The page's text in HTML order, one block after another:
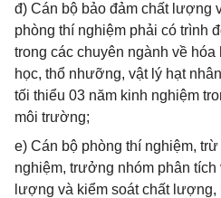
đ) Cán bộ bảo đảm chất lượng
phòng thí nghiệm phải có trình
trong các chuyên ngành về
học, thổ nhưỡng, vật lý hạt
tối thiểu 03 năm kinh nghiệm
môi trường;
e) Cán bộ phòng thí nghiệm,
nghiệm, trưởng nhóm phân tích
lượng và kiểm soát chất lượng,